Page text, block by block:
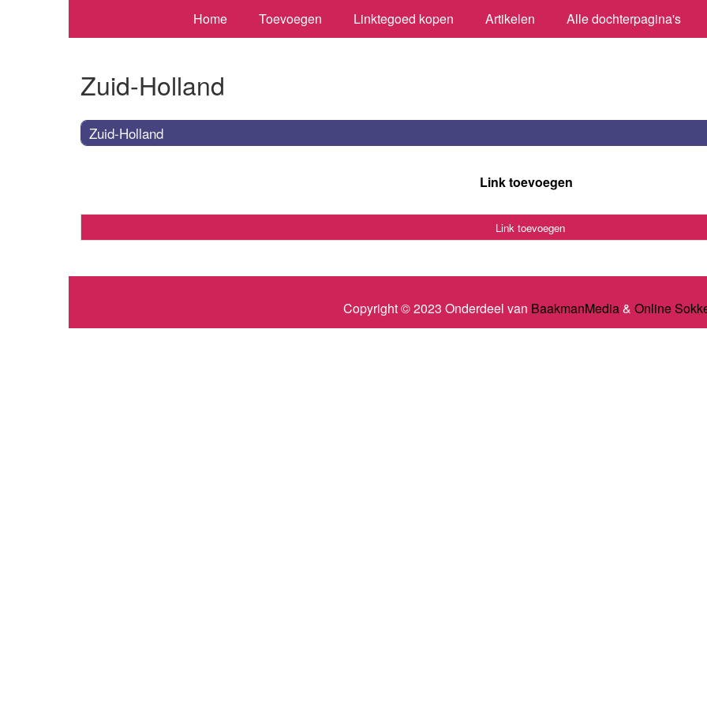
Home Toevoegen Linktegoed kopen Artikelen Alle dochterpagina's
Zuid-Holland
Zuid-Holland
Link toevoegen
Link toevoegen
Copyright © 2023 Onderdeel van BaakmanMedia& Online